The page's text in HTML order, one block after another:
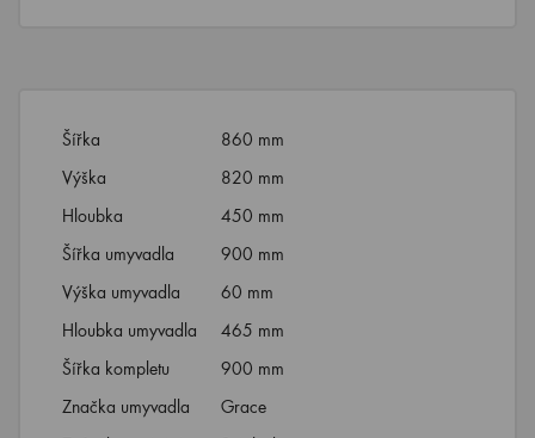
Šířka
860 mm
Výška
820 mm
Hloubka
450 mm
Šířka umyvadla
900 mm
Výška umyvadla
60 mm
Hloubka umyvadla
465 mm
Šířka kompletu
900 mm
Značka umyvadla
Grace